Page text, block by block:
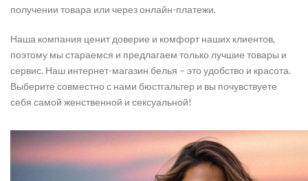
получении товара или через онлайн-платежи.
Наша компания ценит доверие и комфорт наших клиентов,
поэтому мы стараемся и предлагаем только лучшие товары и
сервис. Наш интернет-магазин белья – это удобство и красота.
Выберите совместно с нами бюстгальтер и вы почувствуете
себя самой женственной и сексуальной!